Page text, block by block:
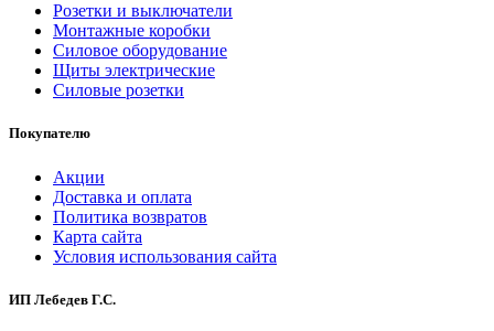
Розетки и выключатели
Монтажные коробки
Силовое оборудование
Щиты электрические
Силовые розетки
Покупателю
Акции
Доставка и оплата
Политика возвратов
Карта сайта
Условия использования сайта
ИП Лебедев Г.С.